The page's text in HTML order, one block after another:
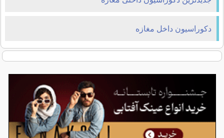
دکوراسیون داخل مغازه